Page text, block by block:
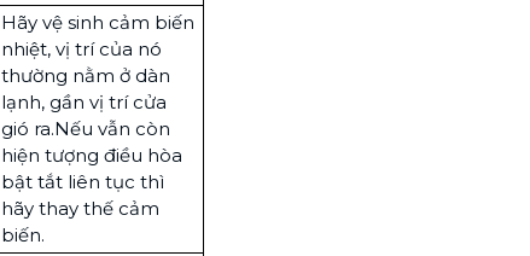
Hãy vệ sinh cảm biến
nhiệt, vị trí của nó
thường nằm ở dàn
lạnh, gần vị trí cửa
gió ra.Nếu vẫn còn
hiện tượng điều hòa
bật tắt liên tục thì
hãy thay thế cảm
biến.